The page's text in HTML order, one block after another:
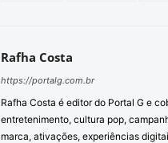
Rafha Costa
https://portalg.com.br
Rafha Costa é editor do Portal G e
entretenimento, cultura pop,
marca, ativações, experiências